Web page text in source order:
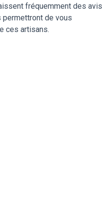
fréquemment des avis
permettront de vous
ces artisans.